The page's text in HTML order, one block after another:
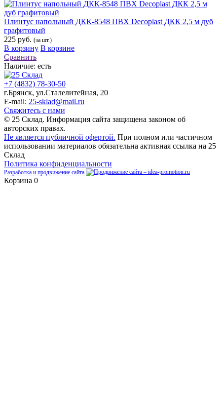
Плинтус напольный ДКК-8548 ПВХ Decoplast ДКК 2,5 м дуб
графитовый
225 руб. (за шт.)
В корзину В корзине
Сравнить
Наличие: есть
+7 (4832) 78-30-50
г.Брянск, ул.Сталелитейная, 20
E-mail: 25-sklad@mail.ru
Свяжитесь с нами
© 25 Склад. Информация сайта защищена законом об
авторских правах.
Не является публичной офертой. При полном или частичном
использовании материалов обязательна активная ссылка на 25
Склад
Политика конфиденциальности
Разработка и продвижение сайта
Корзина 0